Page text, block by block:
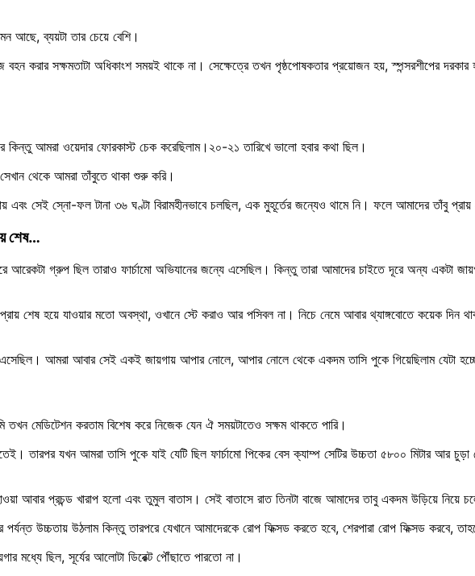
আছে, ব্যয়টা তার চেয়ে বেশি।
করার সক্ষমতাটা অধিকাংশ সময়ই থাকে না। সেক্ষেত্রে তখন পৃষ্ঠপোষকতার প্রয়োজন হয়, স্পন্সরশীপের
আমরা ওয়েদার ফোরকাস্ট চেক করেছিলাম।২০-২১ তারিখে ভালো হবার কথা ছিল।
থেকে আমরা তাঁবুতে থাকা শুরু করি।
সেই স্নো-ফল টানা ৩৬ ঘণ্টা বিরামহীনভাবে চলছিল, এক মুহূর্তের জন্যেও থামে নি। ফলে আমাদের তাঁবু
শেষ…
আরেকটা গ্রুপ ছিল তারাও ফার্চামো অভিযানের জন্যে এসেছিল। কিন্তু তারা আমাদের চাইতে দূরে অন্য
শেষ হয়ে যাওয়ার মতো অবস্থা, ওখানে স্টে করাও আর পসিবল না। নিচে নেমে আবার থ্যাঙ্গবোতে কয়েক দিন
এসেছিল। আমরা আবার সেই একই জায়গায় আপার নোলে, আপার নোলে থেকে একদম তাসি পুকে গিয়েছিলাম যেটা
তখন মেডিটেশন করতাম বিশেষ করে নিজেক যেন ঐ সময়টাতেও সক্ষম থাকতে পারি।
তারপর যখন আমরা তাসি পুকে যাই যেটি ছিল ফার্চামো পিকের বেস ক্যাম্প সেটির উচ্চতা ৫৮০০ মিটার আর
আবার প্রচন্ড খারাপ হলো এবং তুমুল বাতাস। সেই বাতাসে রাত তিনটা বাজে আমাদের তাবু একদম উড়িয়ে
উচ্চতায় উঠলাম কিন্তু তারপরে যেখানে আমাদেরকে রোপ ফিক্সড করতে হবে, শেরপারা রোপ ফিক্সড করবে,
মধ্যে ছিল, সূর্যের আলোটা ডিরেক্ট পৌঁছাতে পারতো না।